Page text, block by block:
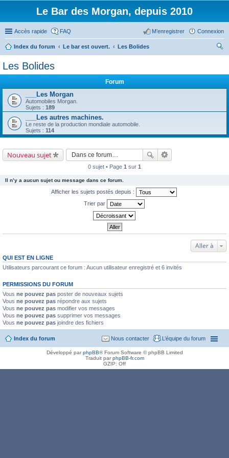
Le Bar des Morgan, depuis 2010
Accès rapide FAQ Connexion
M’enregistrer
Index du forum Le bar est ouvert.
Les Bolides
Les Bolides
Forum
___Les Morgan
Automobiles Morgan.
Sujets : 189
___Les autres machines.
Le reste de la production mondiale automobile.
Sujets : 114
Nouveau sujet
0 sujet • Page 1 sur 1
Il n’y a aucun sujet ou message dans ce forum.
Afficher les sujets postés depuis :
Trier par
Aller à
QUI EST EN LIGNE
Utilisateurs parcourant ce forum : Aucun utilisateur enregistré et 6 invités
PERMISSIONS DU FORUM
Vous ne pouvez pas poster de nouveaux sujets
Vous ne pouvez pas répondre aux sujets
Vous ne pouvez pas modifier vos messages
Vous ne pouvez pas supprimer vos messages
Vous ne pouvez pas joindre des fichiers
Index du forum L’équipe du forum
Nous contacter
Développé parphpBB® Forum Software © phpBB Limited
Traduit parphpBB-fr.com
GZIP: Off